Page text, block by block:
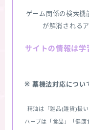
ゲーム関係の検索機
が解消される
サイトの情報は学
※ 薬機法対応につい
精油は「雑品(雑貨)扱
ハーブは「食品」「健